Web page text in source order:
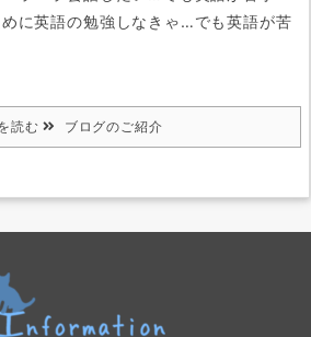
に英語の勉強しなきゃ…でも英語が苦
読む ブログのご紹介